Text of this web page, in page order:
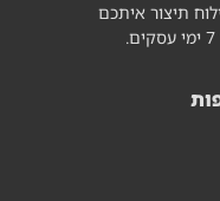
תיצור איתכם